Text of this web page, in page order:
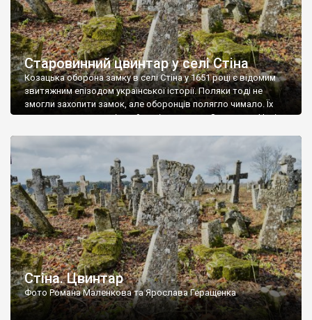
Старовинний цвинтар у селі Стіна
Козацька оборона замку в селі Стіна у 1651 році є відомим
звитяжним епізодом української історії. Поляки тоді не
змогли захопити замок, але оборонців полягло чимало. Їх
поховали на цвинтарі, який тоді називався Замковим. Нині на
ньому чимало хрестів 19 століття, є такі, де епітафії стер […]
Стіна. Цвинтар
Фото Романа Маленкова та Ярослава Геращенка